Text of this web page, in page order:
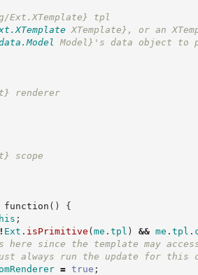
tpl
XTemplate} , or an
Model} 's data object to
renderer
scope
function ( )
{
;
! Ext . isPrimitive (me . tpl ) && me . tpl .
here since the template may
always run the update for this
= true ;